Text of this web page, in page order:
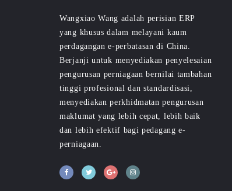
Wangxiao Wang adalah perisian ERP
yang khusus dalam melayani kaum
perdagangan e-perbatasan di China.
Berjanji untuk menyediakan penyelesaian
pengurusan perniagaan bernilai tambahan
tinggi profesional dan standardisasi,
menyediakan perkhidmatan pengurusan
maklumat yang lebih cepat, lebih baik
dan lebih efektif bagi pedagang e-
perniagaan.